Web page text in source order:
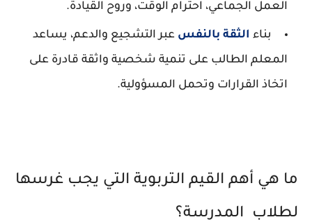
العمل الجماعي، احترام الوقت، وروح القيادة.
بناء الثقة بالنفس عبر التشجيع والدعم، يساعد
المعلم الطالب على تنمية شخصية واثقة قادرة على
اتخاذ القرارات وتحمل المسؤولية.
ما هي أهم القيم التربوية التي يجب غرسها
لطلاب المدرسة؟